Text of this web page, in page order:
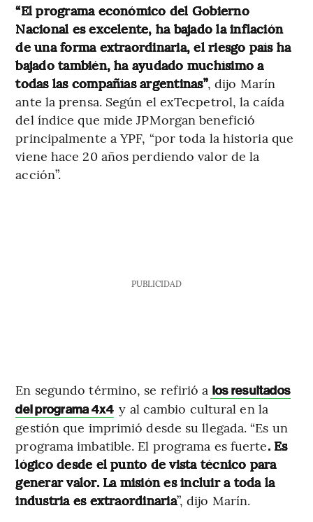
“El programa económico del Gobierno
Nacional es excelente, ha bajado la inflación
de una forma extraordinaria, el riesgo país ha
bajado también, ha ayudado muchísimo a
todas las compañías argentinas”, dijo Marín
ante la prensa. Según el exTecpetrol, la caída
del índice que mide JPMorgan benefició
principalmente a YPF, “por toda la historia que
viene hace 20 años perdiendo valor de la
acción”.
PUBLICIDAD
En segundo término, se refirió a los resultados
del programa 4x4 y al cambio cultural en la
gestión que imprimió desde su llegada. “Es un
programa imbatible. El programa es fuerte. Es
lógico desde el punto de vista técnico para
generar valor. La misión es incluir a toda la
industria es extraordinaria”, dijo Marín.